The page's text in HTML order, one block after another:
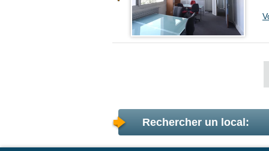
Rechercher un local: